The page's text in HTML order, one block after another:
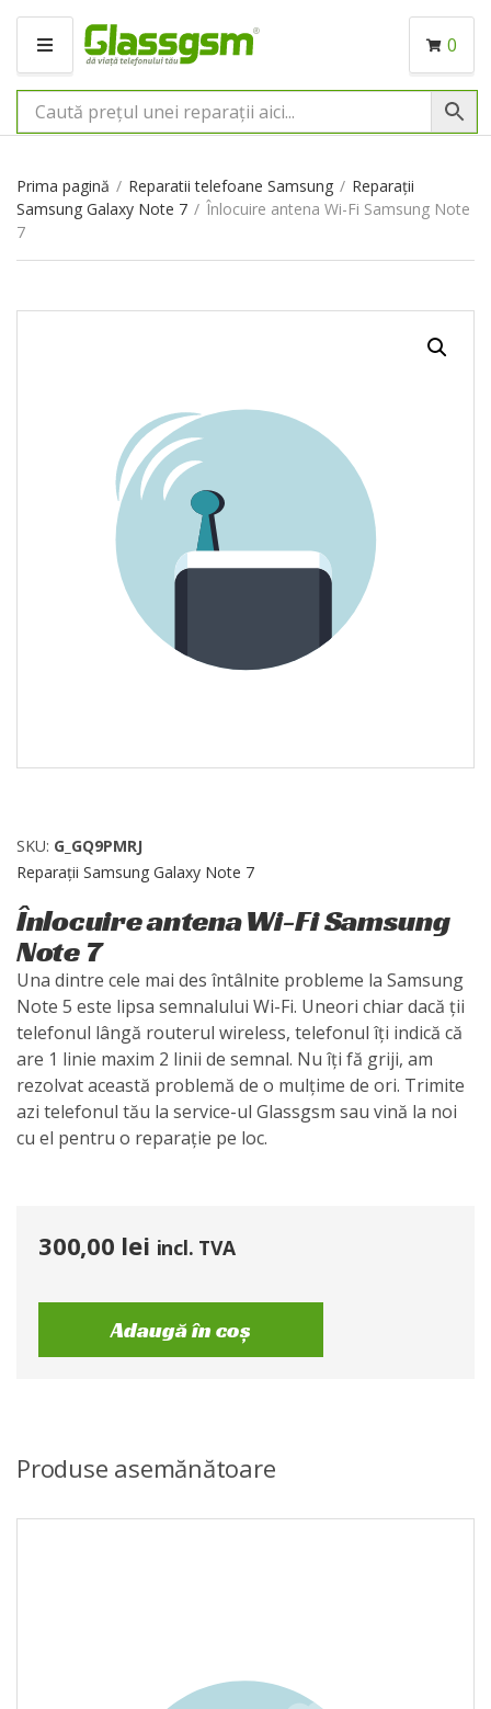
M
N
I
0
Prima pagină / Reparatii telefoane Samsung / Reparații
Samsung Galaxy Note 7 / Înlocuire antena Wi-Fi Samsung Note
7
SKU: G_GQ9PMRJ
Reparații Samsung Galaxy Note 7
Înlocuire antena Wi-Fi Samsung
Note 7
Una dintre cele mai des întâlnite probleme la Samsung
Note 5 este lipsa semnalului Wi-Fi. Uneori chiar dacă ții
telefonul lângă routerul wireless, telefonul îți indică că
are 1 linie maxim 2 linii de semnal. Nu îți fă griji, am
rezolvat această problemă de o mulțime de ori. Trimite
azi telefonul tău la service-ul Glassgsm sau vină la noi
cu el pentru o reparație pe loc.
300,00 lei incl. TVA
Adaugă în coș
Produse asemănătoare